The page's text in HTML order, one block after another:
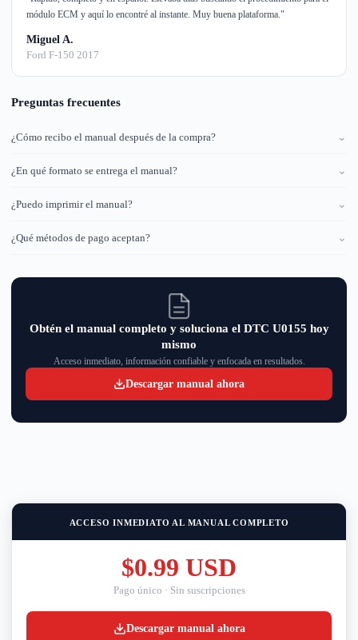
módulo ECM y aquí lo encontré al instante. Muy buena plataforma."
Miguel A.
Ford F-150 2017
Preguntas frecuentes
¿Cómo recibo el manual después de la compra? ⌄
¿En qué formato se entrega el manual? ⌄
¿Puedo imprimir el manual? ⌄
¿Qué métodos de pago aceptan? ⌄
Obtén el manual completo y soluciona el DTC U0155 hoy
mismo
Acceso inmediato, información confiable y enfocada en resultados.
Descargar manual ahora
ACCESO INMEDIATO AL MANUAL COMPLETO
$0.99 USD
Pago único · Sin suscripciones
Descargar manual ahora